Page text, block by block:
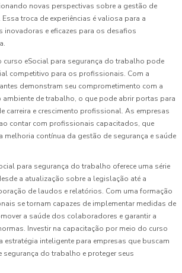
novas perspectivas sobre a gestão de
troca de experiências é valiosa para a
inovadoras e eficazes para os desafios
curso eSocial para segurança do trabalho pode
competitivo para os profissionais. Com a
demonstram seu comprometimento com a
ambiente de trabalho, o que pode abrir portas para
carreira e crescimento profissional. As empresas
contar com profissionais capacitados, que
melhoria contínua da gestão de segurança e saúde
para segurança do trabalho oferece uma série
a atualização sobre a legislação até a
de laudos e relatórios. Com uma formação
se tornam capazes de implementar medidas de
a saúde dos colaboradores e garantir a
Investir na capacitação por meio do curso
estratégia inteligente para empresas que buscam
segurança do trabalho e proteger seus